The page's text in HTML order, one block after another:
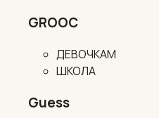
GROOC
ДЕВОЧКАМ
ШКОЛА
Guess